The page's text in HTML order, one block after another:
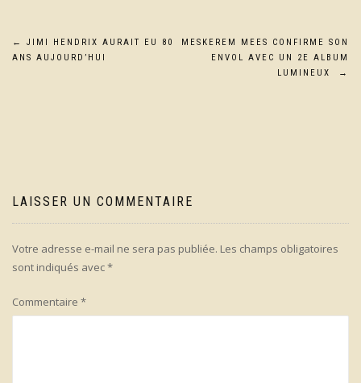
Navigation
←
JIMI HENDRIX AURAIT EU 80
ANS AUJOURD’HUI
MESKEREM MEES CONFIRME SON
ENVOL AVEC UN 2E ALBUM
LUMINEUX
→
LAISSER UN COMMENTAIRE
Votre adresse e-mail ne sera pas publiée. Les champs obligatoires
sont indiqués avec*
Commentaire *